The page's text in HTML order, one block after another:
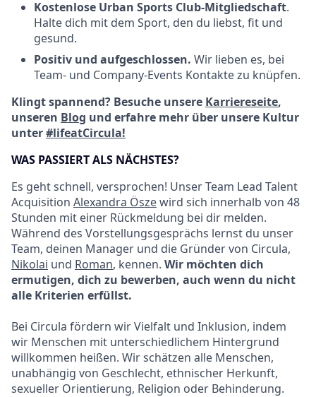
Kostenlose Urban Sports Club-Mitgliedschaft.
Halte dich mit dem Sport, den du liebst, fit und
gesund.
Positiv und aufgeschlossen. Wir lieben es, bei
Team- und Company-Events Kontakte zu knüpfen.
Klingt spannend? Besuche unsere Karriereseite,
unseren Blog und erfahre mehr über unsere Kultur
unter#lifeatCircula!
WAS PASSIERT ALS NÄCHSTES?
Es geht schnell, versprochen! Unser Team Lead Talent
Acquisition Alexandra Öszewird sich innerhalb von 48
Stunden mit einer Rückmeldung bei dir melden.
Während des Vorstellungsgesprächs lernst du unser
Team, deinen Manager und die Gründer von Circula,
Nikolai und Roman, kennen. Wir möchten dich
ermutigen, dich zu bewerben, auch wenn du nicht
alle Kriterien erfüllst.
Bei Circula fördern wir Vielfalt und Inklusion, indem
wir Menschen mit unterschiedlichem Hintergrund
willkommen heißen. Wir schätzen alle Menschen,
unabhängig von Geschlecht, ethnischer Herkunft,
sexueller Orientierung, Religion oder Behinderung.